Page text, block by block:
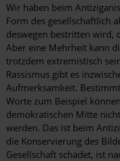
Wir haben beim
Form des gesellschaftlich
deswegen bestritten wird,
Aber eine Mehrheit kann
trotzdem extremistisch
Rassismus gibt es
Aufmerksamkeit.
Worte zum Beispiel
demokratischen Mitte
werden. Das ist beim
die Konservierung des
Gesellschaft schadet, ist